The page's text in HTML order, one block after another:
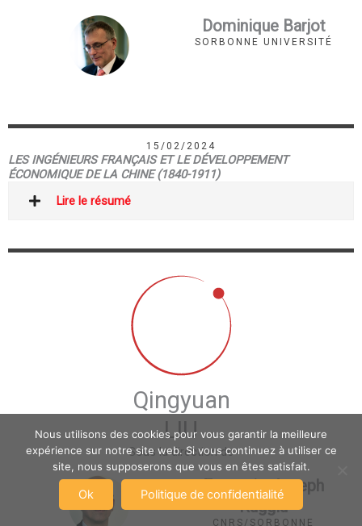
Dominique Barjot
SORBONNE UNIVERSITÉ
15/02/2024
LES INGÉNIEURS FRANÇAIS ET LE DÉVELOPPEMENT
ÉCONOMIQUE DE LA CHINE (1840-1911)
Lire le résumé
Qingyuan
LIU
Sous la direction de
François-Joseph
Ruggiu
CNRS/SORBONNE
Nous utilisons des cookies pour vous garantir la meilleure
expérience sur notre site web. Si vous continuez à utiliser ce
site, nous supposerons que vous en êtes satisfait.
Ok Politique de confidentialité